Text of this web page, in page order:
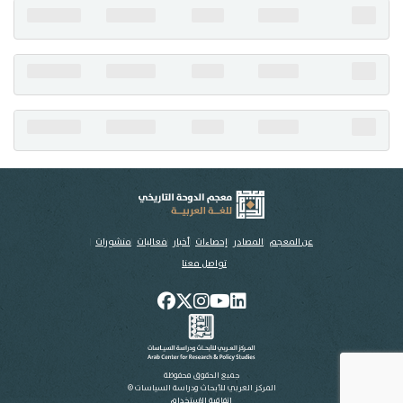
عن المعجم المصادر إحصاءات أخبار فعاليات منشورات
تواصل معنا
جميع الحقوق محفوظة
المركز العربي للأبحاث ودراسة السياسات ©